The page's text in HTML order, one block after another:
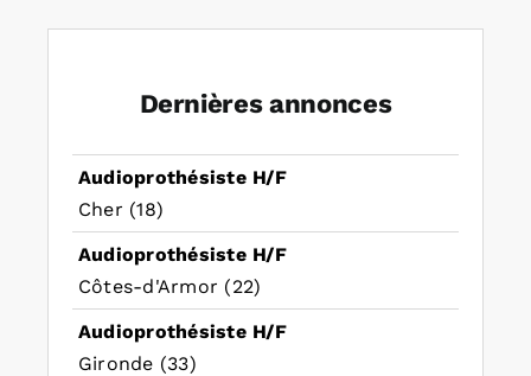
Dernières annonces
Audioprothésiste H/F
Cher (18)
Audioprothésiste H/F
Côtes-d'Armor (22)
Audioprothésiste H/F
Gironde (33)